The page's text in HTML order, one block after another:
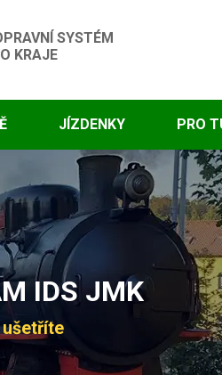
SYSTÉM
KRAJE
JÍZDENKY PRO
IDS JMK
ušetříte